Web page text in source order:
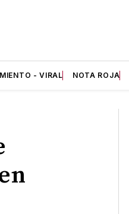
- VIRAL NOTA ROJA